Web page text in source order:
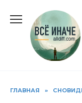
содержанию
ГЛАВНАЯ »